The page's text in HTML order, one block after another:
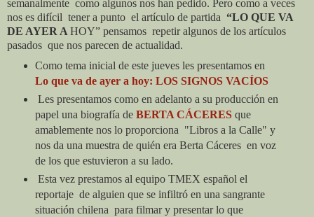
semanalmente como algunos nos han pedido. Pero como a veces
nos es difícil tener a punto el artículo de partida “LO QUE VA
DE AYER A HOY” pensamos repetir algunos de los artículos
pasados que nos parecen de actualidad.
Como tema inicial de este jueves les presentamos en
Lo que va de ayer a hoy: LOS SIGNOS VACÍOS
Les presentamos como en adelanto a su producción en
papel una biografía de BERTA CÁCERESque
amablemente nos lo proporciona "Libros a la Calle" y
nos da una muestra de quién era Berta Cáceres en voz
delos que estuvieron a su lado.
Esta vez prestamos al equipo TMEX español el
reportaje de alguien que se infiltró en una sangrante
situación chilena para filmar y presentar lo que